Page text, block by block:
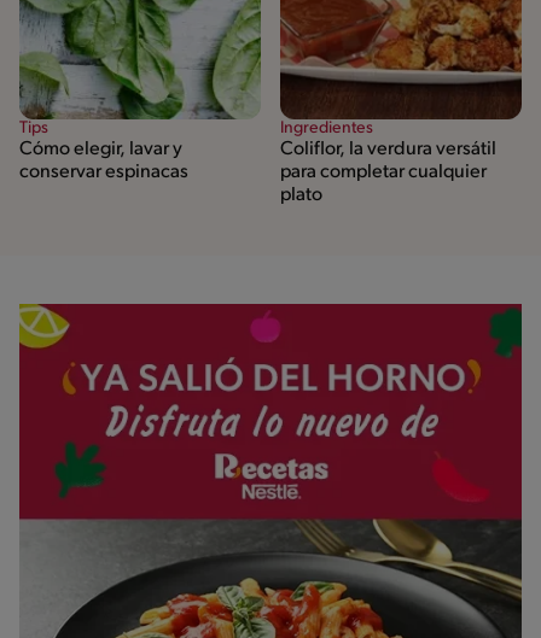
Tips
Cómo elegir, lavar y
conservar espinacas
Ingredientes
Coliflor, la verdura versátil
para completar cualquier
plato